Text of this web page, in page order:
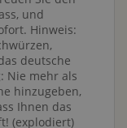
und
Hinweis:
deutsche
Nie mehr als
hinzugeben,
Ihnen das
(explodiert)